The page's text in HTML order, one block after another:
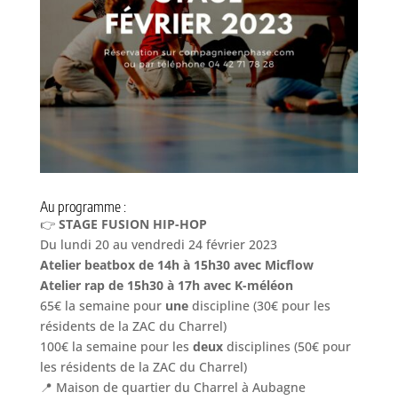
Au programme :
👉 STAGE FUSION HIP-HOP
Du lundi 20 au vendredi 24 février 2023
Atelier beatbox de 14h à 15h30 avec Micflow
Atelier rap de 15h30 à 17h avec K-méléon
65€ la semaine pourunediscipline (30€ pour les
résidents de la ZAC du Charrel)
100€ la semaine pour les deuxdisciplines (50€ pour
les résidents de la ZAC du Charrel)
📍 Maison de quartier du Charrel à Aubagne